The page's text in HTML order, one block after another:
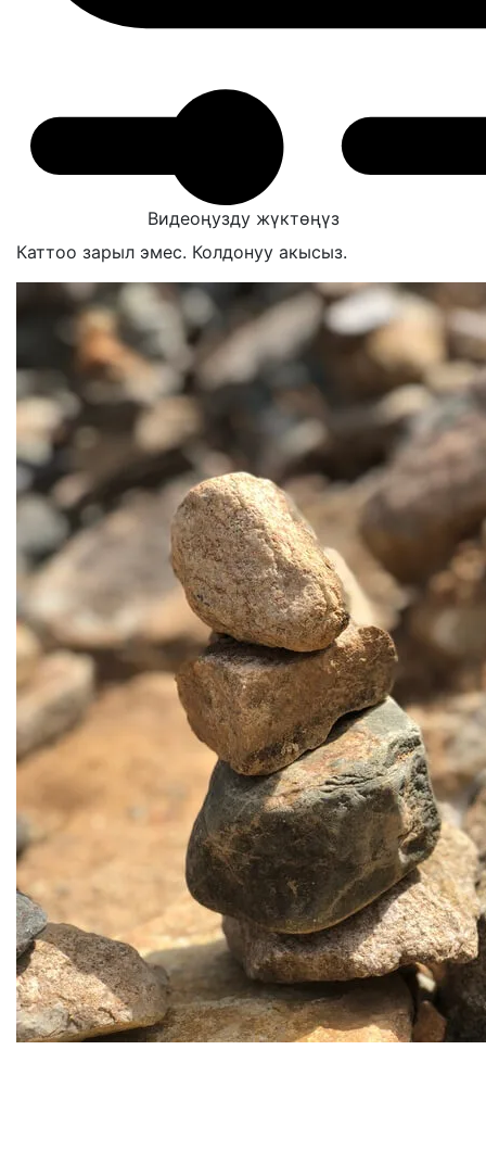
Видеоңузду жүктөңүз
Каттоо зарыл эмес. Колдонуу акысыз.